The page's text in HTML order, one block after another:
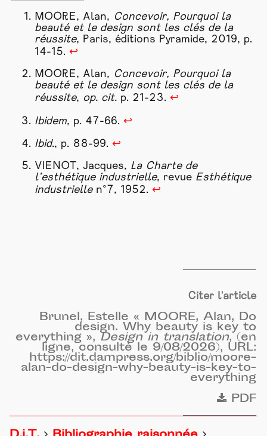
MOORE, Alan, Concevoir, Pourquoi la
beauté et le design sont les clés de la
réussite, Paris, éditions Pyramide, 2019, p.
14-15. ↩
MOORE, Alan, Concevoir, Pourquoi la
beauté et le design sont les clés de la
réussite, op. cit.p. 21-23. ↩
Ibidem, p. 47-66. ↩
Ibid., p. 88-99. ↩
VIENOT, Jacques, La Charte de
l’esthétique industrielle, revue Esthétique
industriellen°7, 1952. ↩
Citer l'article
Brunel, Estelle « MOORE, Alan, Do
design. Why beauty is key to
everything »,Design in translation, (en
ligne, consulté le 9/08/2026), URL:
https://dit.dampress.org/biblio/moore-
alan-do-design-why-beauty-is-key-to-
everything
PDF